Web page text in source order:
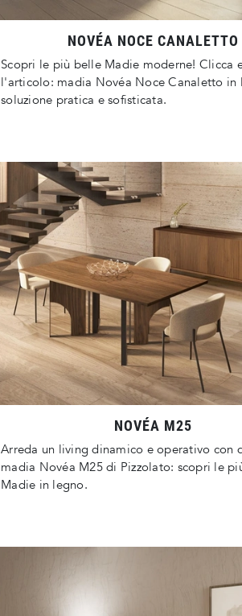
NOVÉA NOCE CANALETTO
Scopri le più belle Madie moderne! Clicca
l'articolo: madia Novéa Noce Canaletto in
soluzione pratica e sofisticata.
NOVÉA M25
Arreda un living dinamico e operativo con
madia Novéa M25 di Pizzolato: scopri le
Madie in legno.